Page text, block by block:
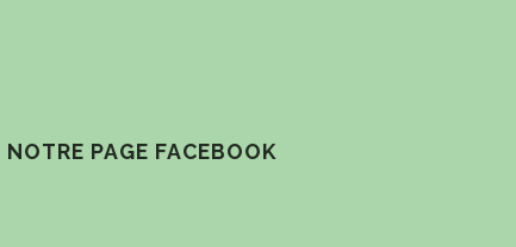
NOTRE PAGE FACEBOOK